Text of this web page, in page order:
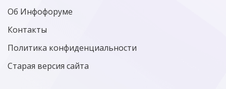
Об Инфофоруме
Контакты
Политика конфиденциальности
Старая версия сайта